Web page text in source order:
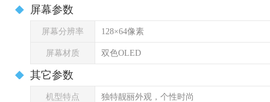
屏幕参数
屏幕分辨率 128×64像素
屏幕材质 双色OLED
其它参数
机型特点 独特靓丽外观，个性时尚